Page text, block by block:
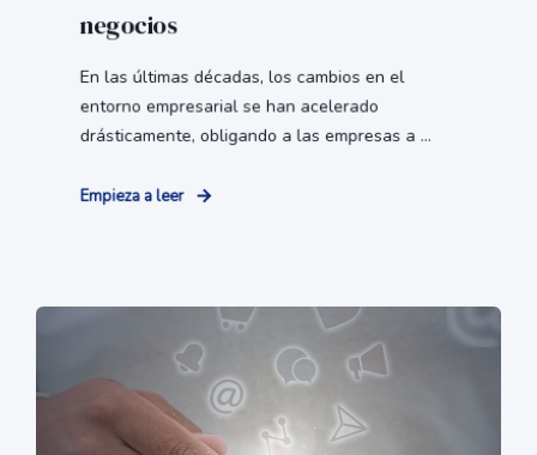
negocios
En las últimas décadas, los cambios en el
entorno empresarial se han acelerado
drásticamente, obligando a las empresas a ...
Empieza a leer